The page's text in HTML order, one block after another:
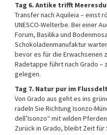
Tag 6. Antike trifft
Transfer nach Aquileia – einst
UNESCO-Welterbe. Bei einer
Forum, Basilika und
Schokoladenmanufaktur
bevor es für die Erwachsenen
Radetappe führt nach Grado –
gelegen.
Tag 7. Natur pur im
Von Grado aus geht es ins
radeln Sie Richtung Isonzo-
dell’Isonzo“ mit wilden
Zurück in Grado, bleibt Zeit